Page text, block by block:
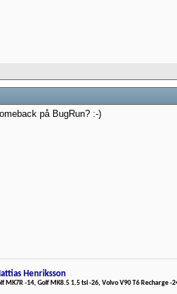
på BugRun? :-)
Henriksson
MK7R -14, Golf MK8.5 1.5 tsi -26, Volvo V90 T6 Recharge -